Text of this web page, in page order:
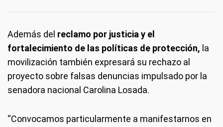
Además del reclamo por justicia y el
fortalecimiento de las políticas de protección, la
movilización también expresará su rechazo al
proyecto sobre falsas denuncias impulsado por la
senadora nacional Carolina Losada.
“Convocamos particularmente a manifestarnos en